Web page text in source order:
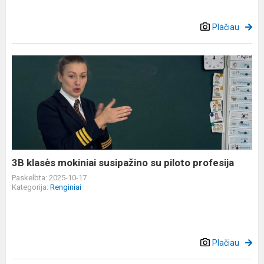
Plačiau
susipažino
profesija
3B klasės mokiniai susipažino su piloto profesija
Paskelbta: 2025-10-17
Kategorija: Renginiai
Plačiau